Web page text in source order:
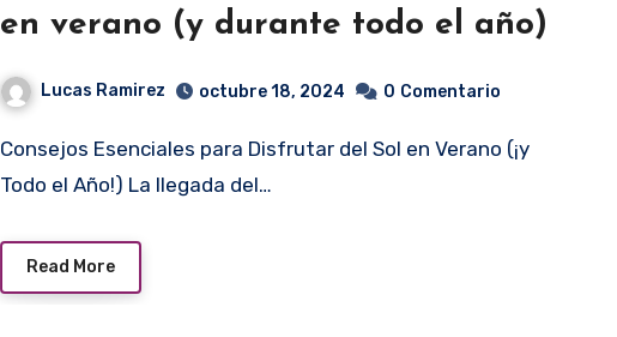
en verano (y durante todo el año)
Lucas Ramirez octubre 18, 2024 0 Comentario
Consejos Esenciales para Disfrutar del Sol en Verano (¡y
Todo el Año!) La llegada del…
Read More